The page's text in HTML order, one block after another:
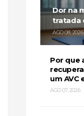
Dor na
tratada
AGO 08, 2026
Por que
um AVC
AGO 07, 2026